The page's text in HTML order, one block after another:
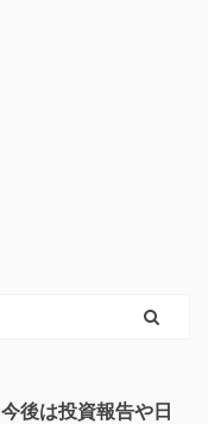
後は投資報告や日